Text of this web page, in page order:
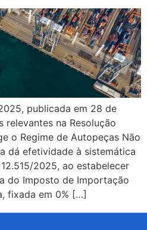
publicada em 28 de
relevantes na Resolução
o Regime de Autopeças Não
dá efetividade à sistemática
2025, ao estabelecer
do Imposto de Importação
fixada em 0% […]